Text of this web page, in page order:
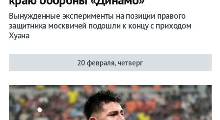
Вынужденные эксперименты на позиции правого
защитника москвичей подошли к концу с приходом
Хуана
20 февраля, четверг